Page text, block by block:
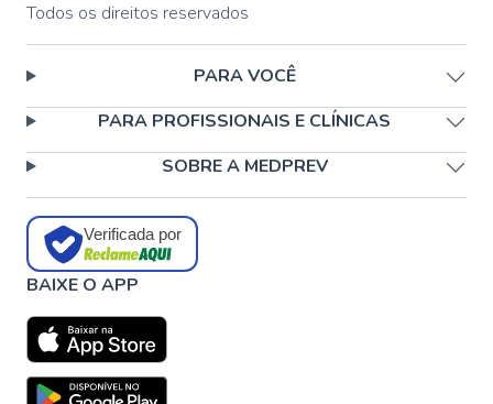
Todos os direitos reservados
PARA VOCÊ
PARA PROFISSIONAIS E CLÍNICAS
SOBRE A MEDPREV
Verificada por
BAIXE O APP